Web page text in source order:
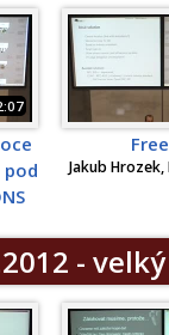
pod
Jakub
-